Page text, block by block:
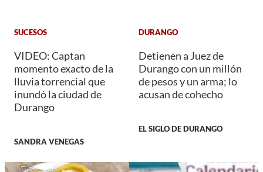
SUCESOS
VIDEO: Captan
momento exacto de la
lluvia torrencial que
inundó la ciudad de
Durango
SANDRA VENEGAS
DURANGO
Detienen a Juez de
Durango con un millón
de pesos y un arma; lo
acusan de cohecho
EL SIGLO DE DURANGO